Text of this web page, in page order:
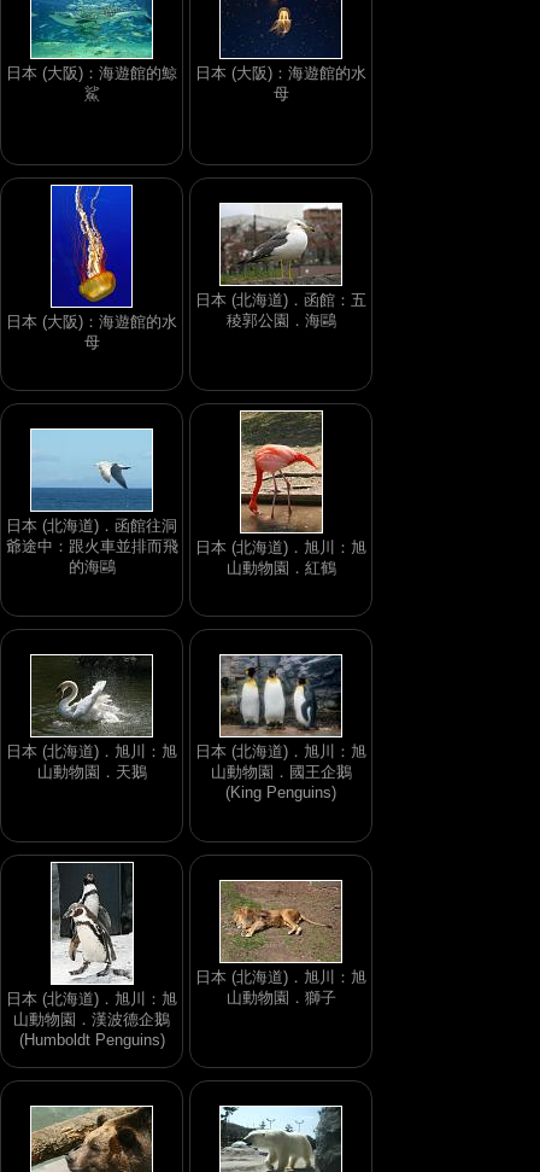
日本 (大阪)：海遊館的鯨
鯊
日本 (大阪)：海遊館的水
母
日本 (大阪)：海遊館的水
母
日本 (北海道)．函館：五
稜郭公園．海鷗
日本 (北海道)．函館往洞
爺途中：跟火車並排而飛
的海鷗
日本 (北海道)．旭川：旭
山動物園．紅鶴
日本 (北海道)．旭川：旭
山動物園．天鵝
日本 (北海道)．旭川：旭
山動物園．國王企鵝
(King Penguins)
日本 (北海道)．旭川：旭
山動物園．漢波德企鵝
(Humboldt Penguins)
日本 (北海道)．旭川：旭
山動物園．獅子